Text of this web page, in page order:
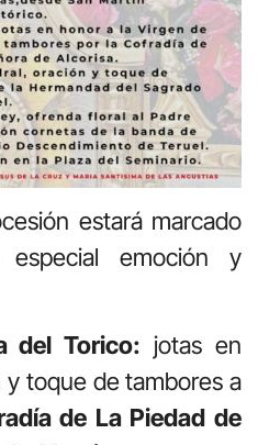
estará marcado
emoción y
del Torico: jotas en
y toque de tambores a
de La Piedad de